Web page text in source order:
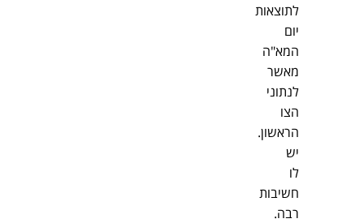
לתוצאות
יום
המא"ה
מאשר
לנתוני
הצו
הראשון.
יש
לו
חשיבות
רבה.